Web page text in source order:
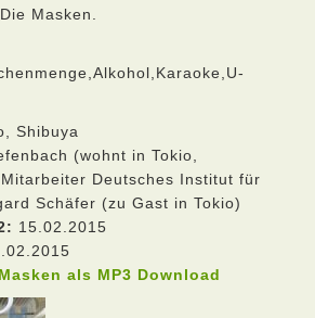
Masken.
Shibuya
(wohnt in Tokio,
Deutsches Institut für
Schäfer (zu Gast in Tokio)
15.02.2015
als MP3 Download